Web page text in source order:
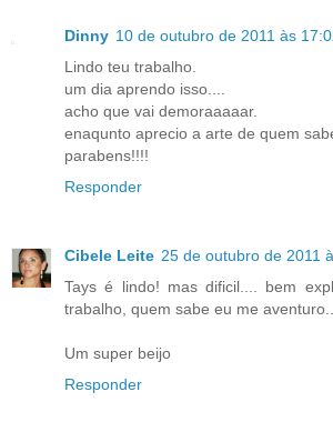
Dinny 10 de outubro de 2011 às
Lindo teu trabalho.
um dia aprendo isso....
acho que vai demoraaaaar.
enaqunto aprecio a arte de quem
parabens!!!!
Responder
Cibele Leite 25 de outubro de 2011
Tays é lindo! mas dificil.... bem
trabalho, quem sabe eu me aventuro...
Um super beijo
Responder